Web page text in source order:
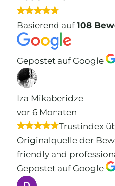
Basierend auf108
Gepostet auf Google
Iza Mikaberidze
vor 6 Monaten
Trustindex
Originalquelle der
friendly and
Gepostet auf Google